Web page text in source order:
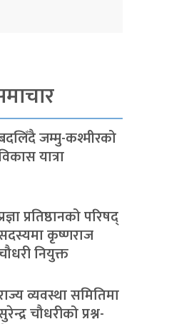
जम्मु-कश्मीरको
यात्रा
प्रतिष्ठानको परिषद्
कृष्णराज
नियुक्त
व्यवस्था समितिमा
चौधरीको प्रश्न-